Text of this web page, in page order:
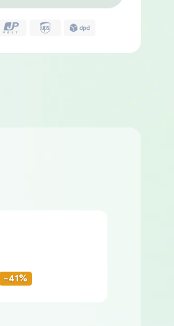
-41%